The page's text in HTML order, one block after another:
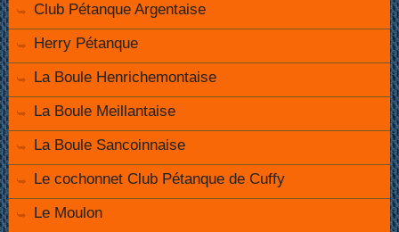
Club Pétanque Argentaise
Herry Pétanque
La Boule Henrichemontaise
La Boule Meillantaise
La Boule Sancoinnaise
Le cochonnet Club Pétanque de Cuffy
Le Moulon